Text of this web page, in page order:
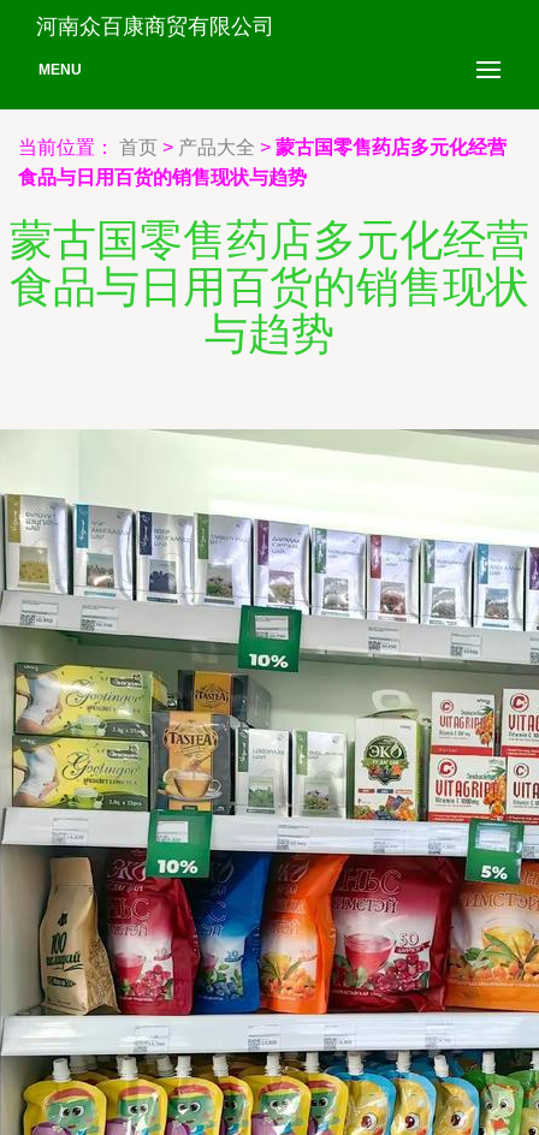
河南众百康商贸有限公司
MENU
当前位置： 首页 > 产品大全 > 蒙古国零售药店多元化经营
食品与日用百货的销售现状与趋势
蒙古国零售药店多元化经营
食品与日用百货的销售现状
与趋势